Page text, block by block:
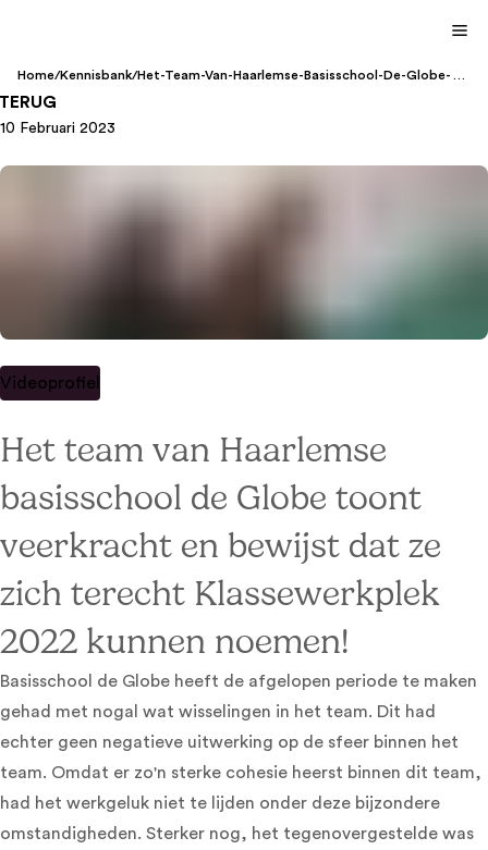
Home/Kennisbank/Het-Team-Van-Haarlemse-Basisschool-De-Globe-
10 Februari 2023
Videoprofiel
Het team van Haarlemse
basisschool de Globe toont
veerkracht en bewijst dat ze
zich terecht Klassewerkplek
2022 kunnen noemen!
Basisschool de Globe heeft de afgelopen periode te maken
gehad met nogal wat wisselingen in het team. Dit had
echter geen negatieve uitwerking op de sfeer binnen het
team. Omdat er zo'n sterke cohesie heerst binnen dit team,
had het werkgeluk niet te lijden onder deze bijzondere
omstandigheden. Sterker nog, het tegenovergestelde was